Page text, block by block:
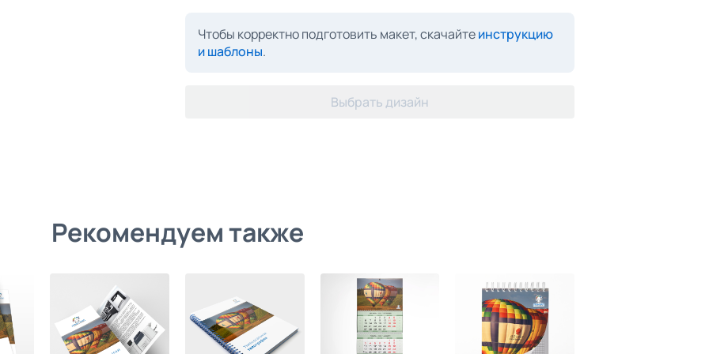
Чтобы корректно подготовить макет, скачайтеинструкцию
и шаблоны.
Выбрать дизайн
Рекомендуем также